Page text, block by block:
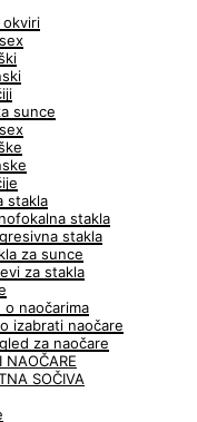
okviri
sunce
stakla
stakla
stakla
za sunce
za stakla
o naočarima
izabrati naočare
za naočare
NAOČARE
SOČIVA